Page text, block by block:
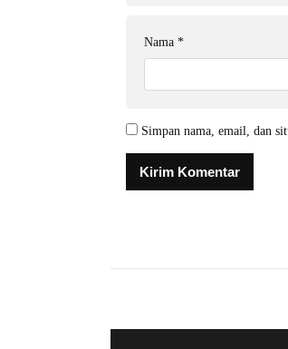
Nama *
Simpan nama, email, dan